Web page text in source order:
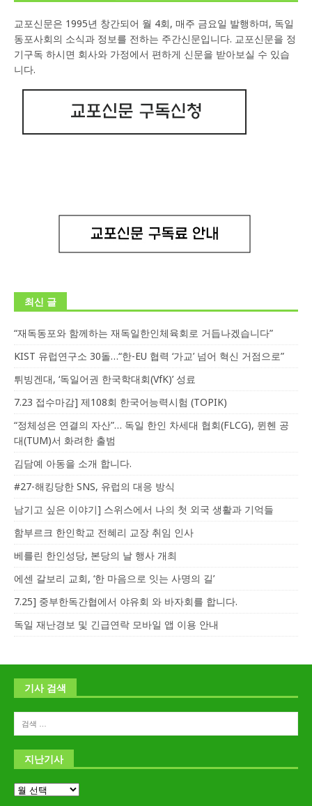
교포신문은 1995년 창간되어 월 4회, 매주 금요일 발행하며, 독일
동포사회의 소식과 정보를 전하는 주간신문입니다. 교포신문을 정
기구독 하시면 회사와 가정에서 편하게 신문을 받아보실 수 있습
니다.
최신 글
“재독동포와 함께하는 재독일한인체육회로 거듭나겠습니다”
KIST 유럽연구소 30돌…“한-EU 협력 ‘가교’ 넘어 혁신 거점으로”
튀빙겐대, ‘독일어권 한국학대회(VfK)’ 성료
7.23 접수마감] 제108회 한국어능력시험 (TOPIK)
“정체성은 연결의 자산”… 독일 한인 차세대 협회(FLCG), 뮌헨 공
대(TUM)서 화려한 출범
김담예 아동을 소개 합니다.
#27-해킹당한 SNS, 유럽의 대응 방식
남기고 싶은 이야기] 스위스에서 나의 첫 외국 생활과 기억들
함부르크 한인학교 전혜리 교장 취임 인사
베를린 한인성당, 본당의 날 행사 개최
에센 갈보리 교회, ‘한 마음으로 잇는 사명의 길’
7.25] 중부한독간협에서 야유회 와 바자회를 합니다.
독일 재난경보 및 긴급연락 모바일 앱 이용 안내
기사 검색
지난기사